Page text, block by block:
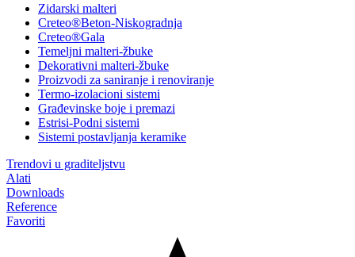
Zidarski malteri
Creteo®Beton-Niskogradnja
Creteo®Gala
Temeljni malteri-žbuke
Dekorativni malteri-žbuke
Proizvodi za saniranje i renoviranje
Termo-izolacioni sistemi
Građevinske boje i premazi
Estrisi-Podni sistemi
Sistemi postavljanja keramike
Trendovi u graditeljstvu
Alati
Downloads
Reference
Favoriti